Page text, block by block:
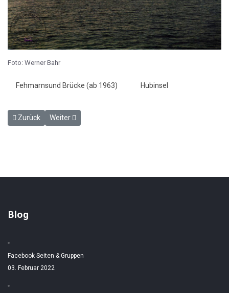
Foto: Werner Bahr
Fehmarnsund Brücke (ab 1963) Hubinsel
Vorheriger Beitrag: 1960 - 1963 Der Bau der Fehmarnsund Brücke
Zurück Nächster Beitrag: Transport der Brückenelemente 1961
Weiter
Blog
Facebook Seiten & Gruppen
03. Februar 2022